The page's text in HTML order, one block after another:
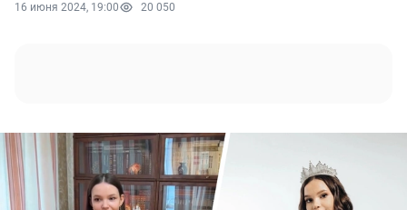
16 июня 2024, 19:00 20 050